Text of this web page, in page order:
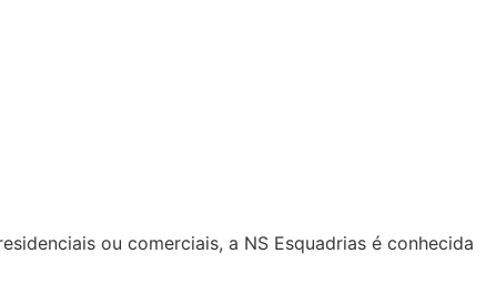
ou comerciais, a NS Esquadrias é conhecida